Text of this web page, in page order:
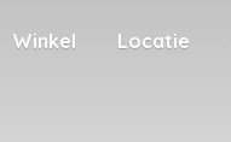
Winkel Locatie